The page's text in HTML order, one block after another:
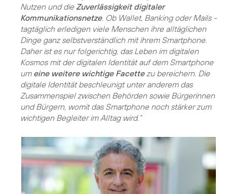
Nutzen und dieZuverlässigkeit digitaler
Kommunikationsnetze. Ob Wallet, Banking oder Mails -
tagtäglich erledigen viele Menschen ihre alltäglichen
Dinge ganz selbstverständlich mit ihrem Smartphone.
Daher ist es nur folgerichtig, das Leben im digitalen
Kosmos mit der digitalen Identität auf dem Smartphone
um eine weitere wichtige Facettezu bereichern. Die
digitale Identität beschleunigt unter anderem das
Zusammenspiel zwischen Behörden sowie Bürgerinnen
und Bürgern, womit das Smartphone noch stärker zum
wichtigen Begleiter im Alltag wird.“